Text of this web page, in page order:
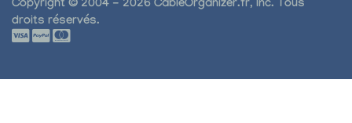
Copyright © 2004 - 2026 CableOrganizer.fr, Inc. Tous
droits réservés.